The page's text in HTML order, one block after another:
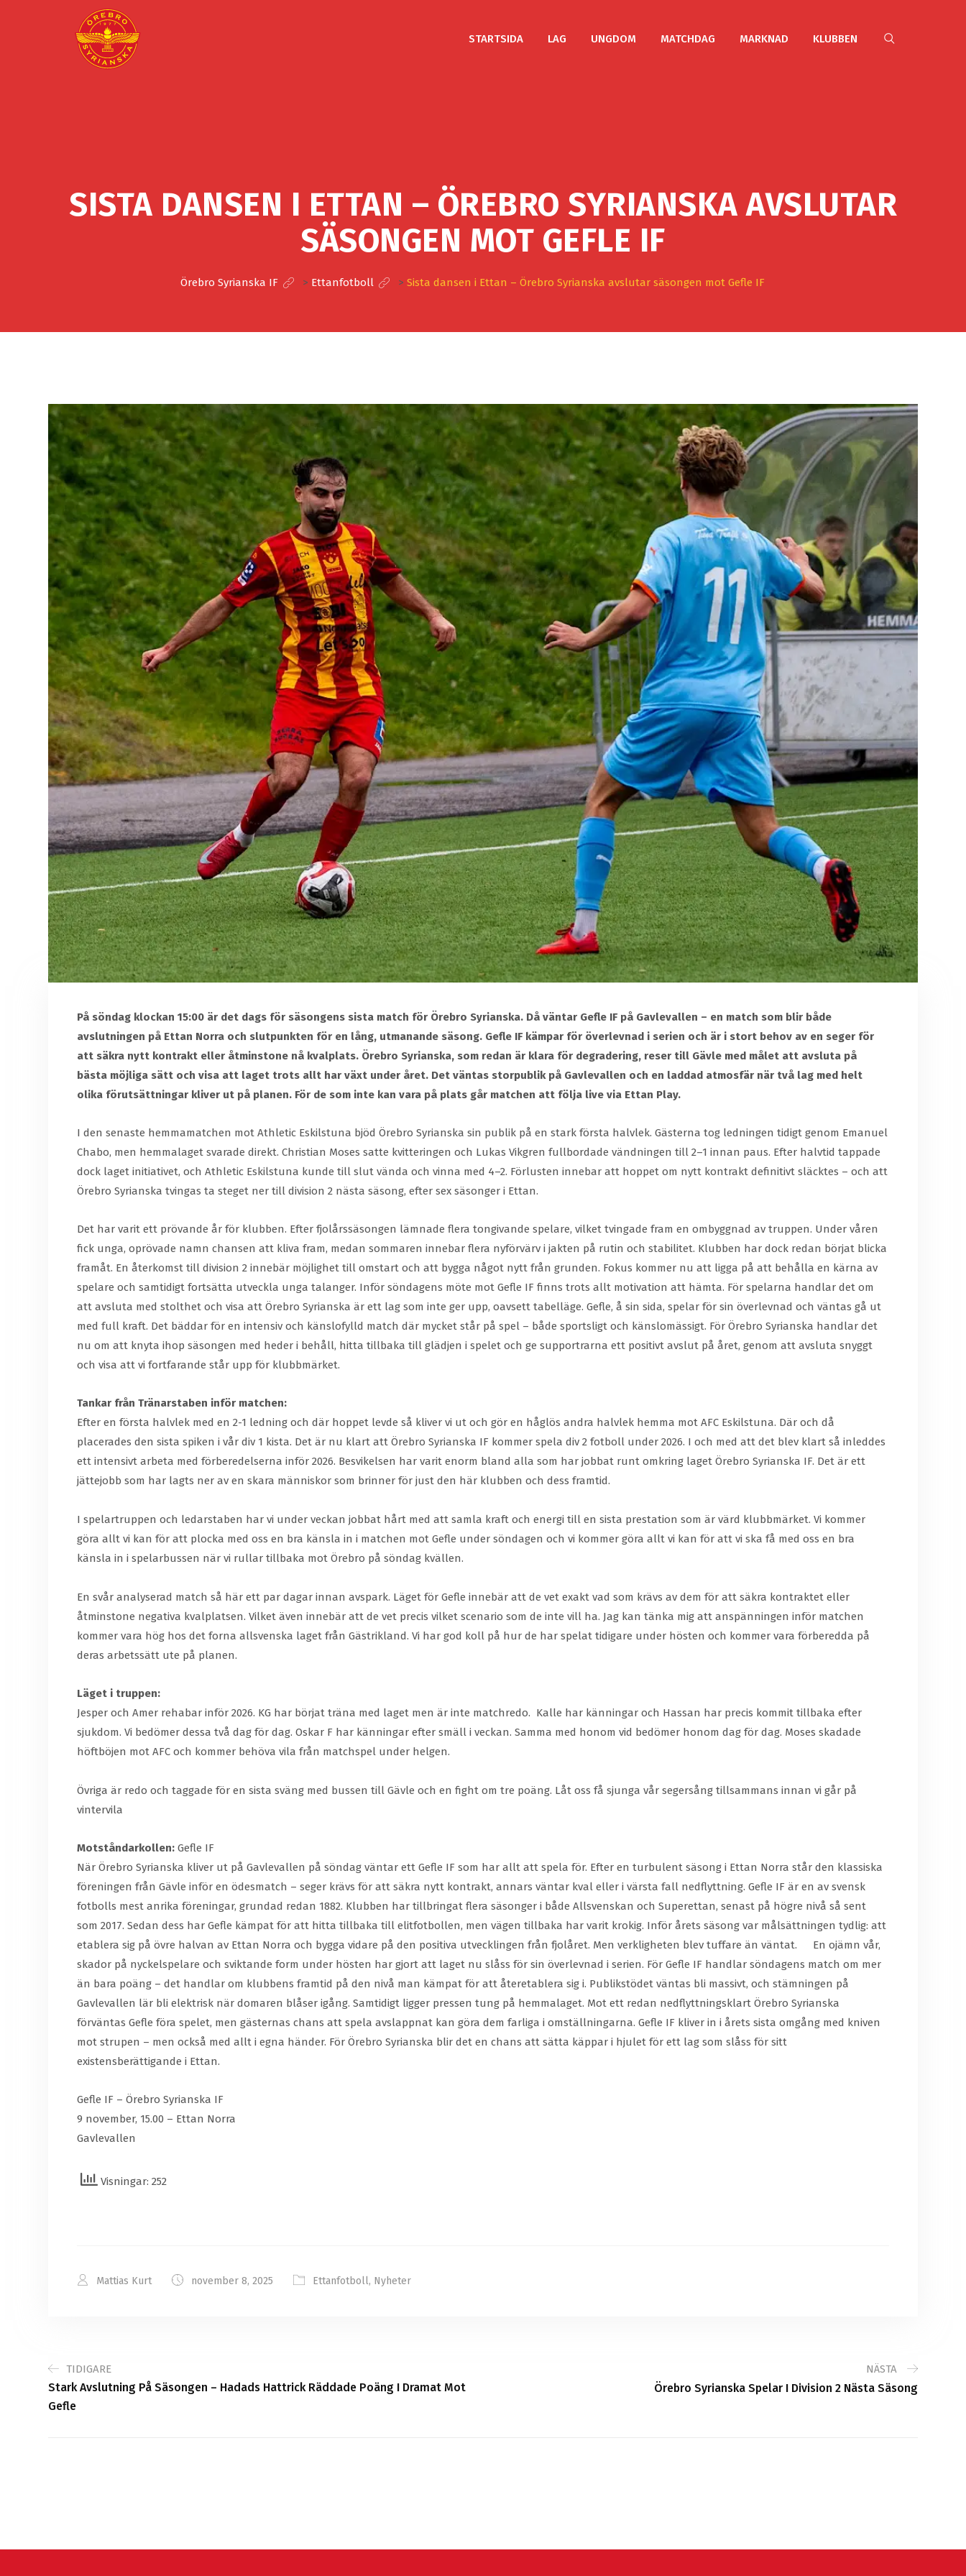
STARTSIDA LAG UNGDOM MATCHDAG MARKNAD KLUBBEN
SISTA DANSEN I ETTAN – ÖREBRO SYRIANSKA AVSLUTAR
SÄSONGEN MOT GEFLE IF
Örebro Syrianska IF > Ettanfotboll > Sista dansen i Ettan – Örebro Syrianska avslutar säsongen mot Gefle IF
På söndag klockan 15:00 är det dags för säsongens sista match för Örebro Syrianska. Då väntar Gefle IF på Gavlevallen – en match som blir både
avslutningen på Ettan Norra och slutpunkten för en lång, utmanande säsong. Gefle IF kämpar för överlevnad i serien och är i stort behov av en seger för
att säkra nytt kontrakt eller åtminstone nå kvalplats. Örebro Syrianska, som redan är klara för degradering, reser till Gävle med målet att avsluta på
bästa möjliga sätt och visa att laget trots allt har växt under året. Det väntas storpublik på Gavlevallen och en laddad atmosfär när två lag med helt
olika förutsättningar kliver ut på planen. För de som inte kan vara på plats går matchen att följa live via Ettan Play.
I den senaste hemmamatchen mot Athletic Eskilstuna bjöd Örebro Syrianska sin publik på en stark första halvlek. Gästerna tog ledningen tidigt genom Emanuel
Chabo, men hemmalaget svarade direkt. Christian Moses satte kvitteringen och Lukas Vikgren fullbordade vändningen till 2–1 innan paus. Efter halvtid tappade
dock laget initiativet, och Athletic Eskilstuna kunde till slut vända och vinna med 4–2. Förlusten innebar att hoppet om nytt kontrakt definitivt släcktes – och att
Örebro Syrianska tvingas ta steget ner till division 2 nästa säsong, efter sex säsonger i Ettan.
Det har varit ett prövande år för klubben. Efter fjolårssäsongen lämnade flera tongivande spelare, vilket tvingade fram en ombyggnad av truppen. Under våren
fick unga, oprövade namn chansen att kliva fram, medan sommaren innebar flera nyförvärv i jakten på rutin och stabilitet. Klubben har dock redan börjat blicka
framåt. En återkomst till division 2 innebär möjlighet till omstart och att bygga något nytt från grunden. Fokus kommer nu att ligga på att behålla en kärna av
spelare och samtidigt fortsätta utveckla unga talanger. Inför söndagens möte mot Gefle IF finns trots allt motivation att hämta. För spelarna handlar det om
att avsluta med stolthet och visa att Örebro Syrianska är ett lag som inte ger upp, oavsett tabelläge. Gefle, å sin sida, spelar för sin överlevnad och väntas gå ut
med full kraft. Det bäddar för en intensiv och känslofylld match där mycket står på spel – både sportsligt och känslomässigt. För Örebro Syrianska handlar det
nu om att knyta ihop säsongen med heder i behåll, hitta tillbaka till glädjen i spelet och ge supportrarna ett positivt avslut på året, genom att avsluta snyggt
och visa att vi fortfarande står upp för klubbmärket.
Tankar från Tränarstaben inför matchen:
Efter en första halvlek med en 2-1 ledning och där hoppet levde så kliver vi ut och gör en håglös andra halvlek hemma mot AFC Eskilstuna. Där och då
placerades den sista spiken i vår div 1 kista. Det är nu klart att Örebro Syrianska IF kommer spela div 2 fotboll under 2026. I och med att det blev klart så inleddes
ett intensivt arbeta med förberedelserna inför 2026. Besvikelsen har varit enorm bland alla som har jobbat runt omkring laget Örebro Syrianska IF. Det är ett
jättejobb som har lagts ner av en skara människor som brinner för just den här klubben och dess framtid.
I spelartruppen och ledarstaben har vi under veckan jobbat hårt med att samla kraft och energi till en sista prestation som är värd klubbmärket. Vi kommer
göra allt vi kan för att plocka med oss en bra känsla in i matchen mot Gefle under söndagen och vi kommer göra allt vi kan för att vi ska få med oss en bra
känsla in i spelarbussen när vi rullar tillbaka mot Örebro på söndag kvällen.
En svår analyserad match så här ett par dagar innan avspark. Läget för Gefle innebär att de vet exakt vad som krävs av dem för att säkra kontraktet eller
åtminstone negativa kvalplatsen. Vilket även innebär att de vet precis vilket scenario som de inte vill ha. Jag kan tänka mig att anspänningen inför matchen
kommer vara hög hos det forna allsvenska laget från Gästrikland. Vi har god koll på hur de har spelat tidigare under hösten och kommer vara förberedda på
deras arbetssätt ute på planen.
Läget i truppen:
Jesper och Amer rehabar inför 2026. KG har börjat träna med laget men är inte matchredo. Kalle har känningar och Hassan har precis kommit tillbaka efter
sjukdom. Vi bedömer dessa två dag för dag. Oskar F har känningar efter smäll i veckan. Samma med honom vid bedömer honom dag för dag. Moses skadade
höftböjen mot AFC och kommer behöva vila från matchspel under helgen.
Övriga är redo och taggade för en sista sväng med bussen till Gävle och en fight om tre poäng. Låt oss få sjunga vår segersång tillsammans innan vi går på
vintervila
Motståndarkollen: Gefle IF
När Örebro Syrianska kliver ut på Gavlevallen på söndag väntar ett Gefle IF som har allt att spela för. Efter en turbulent säsong i Ettan Norra står den klassiska
föreningen från Gävle inför en ödesmatch – seger krävs för att säkra nytt kontrakt, annars väntar kval eller i värsta fall nedflyttning. Gefle IF är en av svensk
fotbolls mest anrika föreningar, grundad redan 1882. Klubben har tillbringat flera säsonger i både Allsvenskan och Superettan, senast på högre nivå så sent
som 2017. Sedan dess har Gefle kämpat för att hitta tillbaka till elitfotbollen, men vägen tillbaka har varit krokig. Inför årets säsong var målsättningen tydlig: att
etablera sig på övre halvan av Ettan Norra och bygga vidare på den positiva utvecklingen från fjolåret. Men verkligheten blev tuffare än väntat. En ojämn vår,
skador på nyckelspelare och sviktande form under hösten har gjort att laget nu slåss för sin överlevnad i serien. För Gefle IF handlar söndagens match om mer
än bara poäng – det handlar om klubbens framtid på den nivå man kämpat för att återetablera sig i. Publikstödet väntas bli massivt, och stämningen på
Gavlevallen lär bli elektrisk när domaren blåser igång. Samtidigt ligger pressen tung på hemmalaget. Mot ett redan nedflyttningsklart Örebro Syrianska
förväntas Gefle föra spelet, men gästernas chans att spela avslappnat kan göra dem farliga i omställningarna. Gefle IF kliver in i årets sista omgång med kniven
mot strupen – men också med allt i egna händer. För Örebro Syrianska blir det en chans att sätta käppar i hjulet för ett lag som slåss för sitt
existensberättigande i Ettan.
Gefle IF – Örebro Syrianska IF
9 november, 15.00 – Ettan Norra
Gavlevallen
Visningar: 252
Mattias Kurt november 8, 2025 Ettanfotboll, Nyheter
TIDIGARE
Stark Avslutning På Säsongen – Hadads Hattrick Räddade Poäng I Dramat Mot
Gefle
NÄSTA
Örebro Syrianska Spelar I Division 2 Nästa Säsong